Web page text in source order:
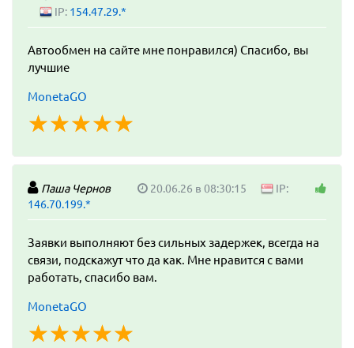
IP: 154.47.29.*
Автообмен на сайте мне понравился) Спасибо, вы
лучшие
MonetaGO
☆☆☆☆☆
★★★★★
Паша Чернов 20.06.26 в 08:30:15
IP:
146.70.199.*
Заявки выполняют без сильных задержек, всегда на
связи, подскажут что да как. Мне нравится с вами
работать, спасибо вам.
MonetaGO
☆☆☆☆☆
★★★★★